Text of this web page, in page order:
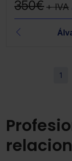
350€+ IVA
1